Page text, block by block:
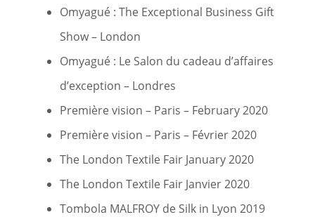
Omyagué : The Exceptional Business Gift
Show – London
Omyagué : Le Salon du cadeau d’affaires
d’exception – Londres
Première vision – Paris – February 2020
Première vision – Paris – Février 2020
The London Textile Fair January 2020
The London Textile Fair Janvier 2020
Tombola MALFROY de Silk in Lyon 2019